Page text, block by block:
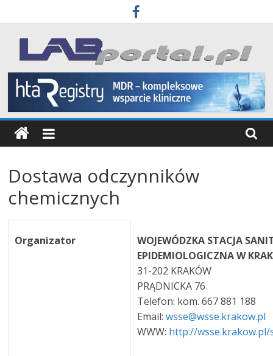
to
content
Labportal
Laboratoria
Aparatura
Badania
Dostawa odczynników
chemicznych
Organizator
WOJEWÓDZKA STACJA
EPIDEMIOLOGICZNA W
31-202 KRAKÓW
PRĄDNICKA 76
Telefon: kom. 667 881 188
Email:wsse@wsse.krakow.pl
WWW: http://